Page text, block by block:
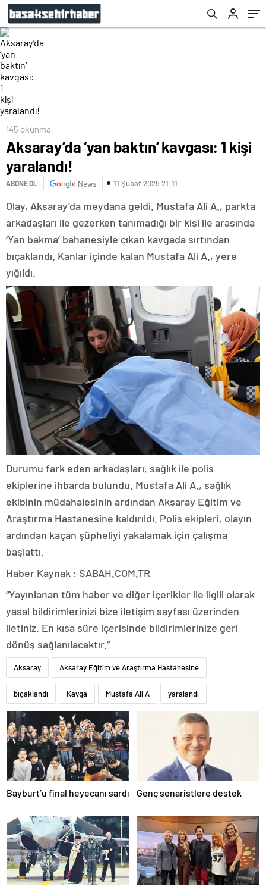
145 okunma
Aksaray’da ‘yan baktın’ kavgası: 1 kişi
yaralandı!
ABONE OL News 11 Şubat 2025 21:11
Olay, Aksaray’da meydana geldi. Mustafa Ali A., parkta
arkadaşları ile gezerken tanımadığı bir kişi ile arasında
‘Yan bakma’ bahanesiyle çıkan kavgada sırtından
bıçaklandı. Kanlar içinde kalan Mustafa Ali A., yere
yığıldı.
Durumu fark eden arkadaşları, sağlık ile polis
ekiplerine ihbarda bulundu. Mustafa Ali A., sağlık
ekibinin müdahalesinin ardından Aksaray Eğitim ve
Araştırma Hastanesine kaldırıldı. Polis ekipleri, olayın
ardından kaçan şüpheliyi yakalamak için çalışma
başlattı.
Haber Kaynak : SABAH.COM.TR
“Yayınlanan tüm haber ve diğer içerikler ile ilgili olarak
yasal bildirimlerinizi bize iletişim sayfası üzerinden
iletiniz. En kısa süre içerisinde bildirimlerinize geri
dönüş sağlanılacaktır.”
Aksaray Aksaray Eğitim ve Araştırma Hastanesine
bıçaklandı Kavga Mustafa Ali A yaralandı
Bayburt’u final heyecanı sardı Genç senaristlere destek